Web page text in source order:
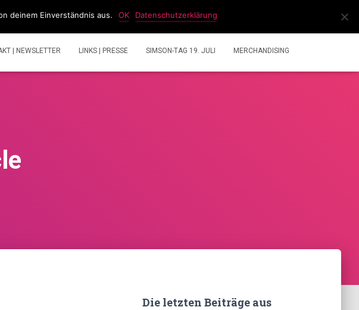
SIMSON TOUREN | VIDEOS 2 TAKT GEMISCHRECHNER
| NEWSLETTER LINKS | PRESSE SIMSON-TAG 19. JULI MERCHANDISING
Die letzten Beiträge aus
deinem Einverständnis aus. OK Datenschutzerklärung